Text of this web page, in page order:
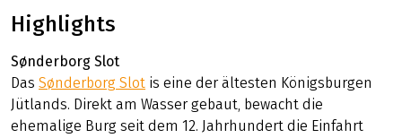
Highlights
Sønderborg Slot
DasSønderborg Slot is eine der ältesten Königsburgen
Jütlands. Direkt am Wasser gebaut, bewacht die
ehemalige Burg seit dem 12. Jahrhundert die Einfahrt